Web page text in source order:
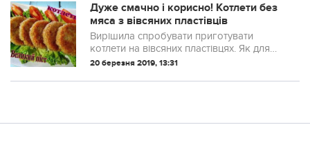
Дуже смачно і корисно! Котлети без
мяса з вівсяних пластівців
Вирішила спробувати приготувати
котлети на вівсяних пластівцях. Як для
мене, вийшло смачно.
20 березня 2019, 13:31